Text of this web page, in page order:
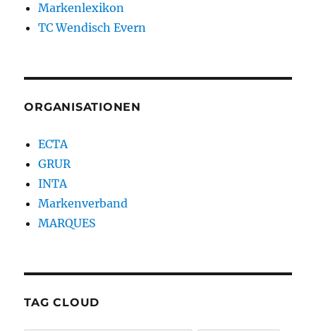
Markenlexikon
TC Wendisch Evern
ORGANISATIONEN
ECTA
GRUR
INTA
Markenverband
MARQUES
TAG CLOUD